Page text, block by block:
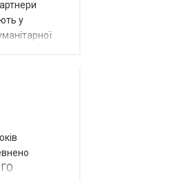
у
ГО